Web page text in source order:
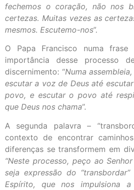
fechemos o coração, não nos
certezas. Muitas vezes as
mesmos. Escutemo-nos”.
O Papa Francisco numa
importância desse processo
discernimento: “Numa
escutar a voz de Deus até
povo, e escutar o povo até
que Deus nos chama”.
A segunda palavra –
contexto de encontrar
diferenças se transformem em
“Neste processo, peço ao
seja expressão do
Espírito, que nos impulsiona